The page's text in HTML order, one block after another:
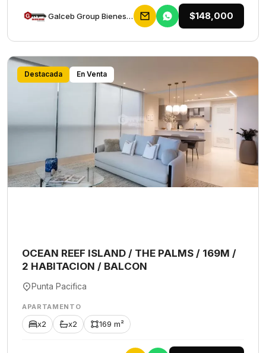
Galceb Group Bienes Raices $148,000
Destacada En Venta
OCEAN REEF ISLAND / THE PALMS / 169M /
2 HABITACION / BALCON
Punta Pacifica
APARTAMENTO
x2 x2 169 m²